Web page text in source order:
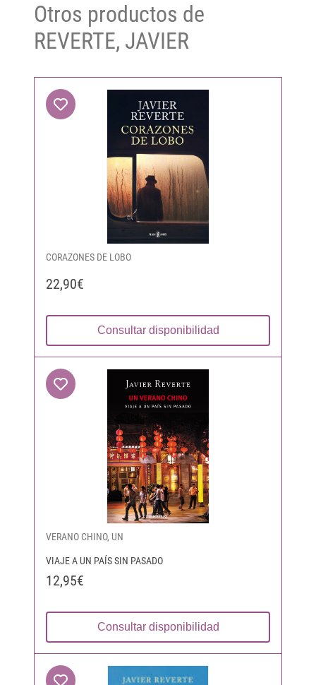
Otros productos de
REVERTE, JAVIER
CORAZONES DE LOBO
22,90€
Consultar disponibilidad
VERANO CHINO, UN
VIAJE A UN PAÍS SIN PASADO
12,95€
Consultar disponibilidad